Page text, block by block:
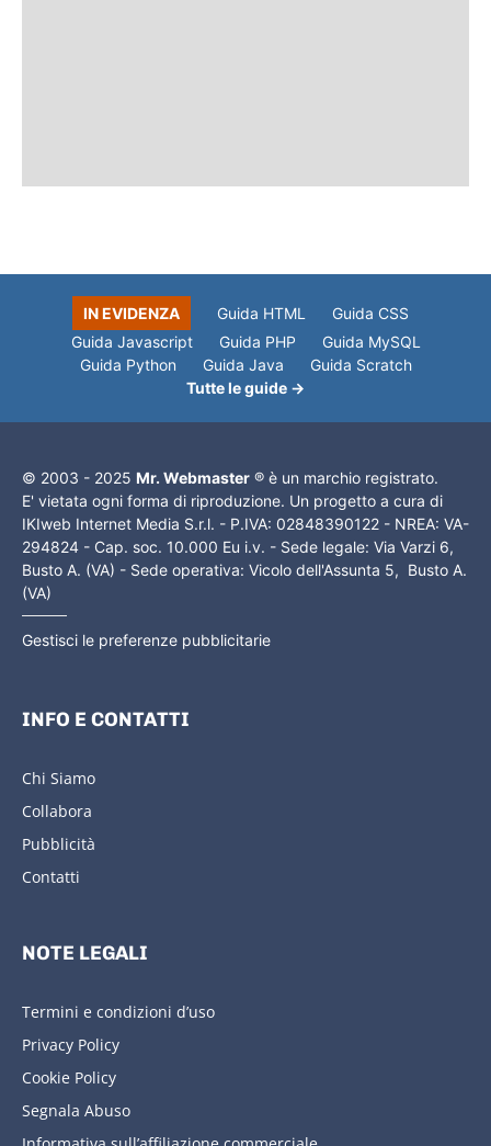
IN EVIDENZA Guida HTML
Guida CSS
Guida Javascript
Guida PHP
Guida MySQL
Guida Python
Guida Java
Guida Scratch
Tutte le guide →
© 2003 - 2025 Mr. Webmaster ® è un marchio registrato.
E' vietata ogni forma di riproduzione. Un progetto a cura di
IKIweb Internet Media S.r.l. - P.IVA: 02848390122 - NREA: VA-
294824 - Cap. soc. 10.000 Eu i.v. - Sede legale: Via Varzi 6,
Busto A. (VA) - Sede operativa: Vicolo dell'Assunta 5, Busto A.
(VA)
Gestisci le preferenze pubblicitarie
INFO E CONTATTI
Chi Siamo
Collabora
Pubblicità
Contatti
NOTE LEGALI
Termini e condizioni d’uso
Privacy Policy
Cookie Policy
Segnala Abuso